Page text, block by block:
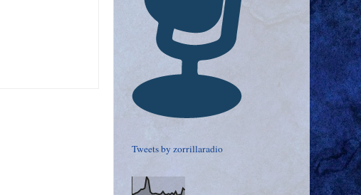
Tweets by zorrillaradio